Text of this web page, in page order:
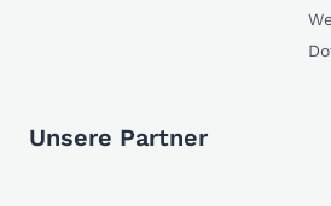
Unsere Partner